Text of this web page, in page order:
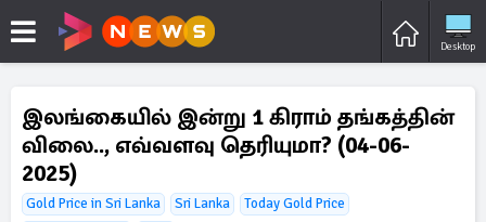
Desktop
இலங்கையில் இன்று 1 கிராம் தங்கத்தின்
விலை.., எவ்வளவு தெரியுமா? (04-06-
2025)
Gold Price in Sri Lanka Sri Lanka
Today Gold Price